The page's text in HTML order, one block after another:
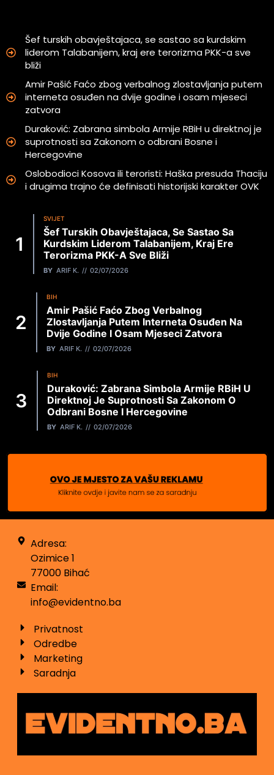
Šef turskih obavještajaca, se sastao sa kurdskim
liderom Talabanijem, kraj ere terorizma PKK-a sve
bliži
Amir Pašić Faćo zbog verbalnog zlostavljanja putem
interneta osuđen na dvije godine i osam mjeseci
zatvora
Duraković: Zabrana simbola Armije RBiH u direktnoj je
suprotnosti sa Zakonom o odbrani Bosne i
Hercegovine
Oslobodioci Kosova ili teroristi: Haška presuda Thaciju
i drugima trajno će definisati historijski karakter OVK
SVIJET
Šef Turskih Obavještajaca, Se Sastao Sa
Kurdskim Liderom Talabanijem, Kraj Ere
Terorizma PKK-A Sve Bliži
BY ARIF K. 02/07/2026
BIH
Amir Pašić Faćo Zbog Verbalnog
Zlostavljanja Putem Interneta Osuđen Na
Dvije Godine I Osam Mjeseci Zatvora
BY ARIF K. 02/07/2026
BIH
Duraković: Zabrana Simbola Armije RBiH U
Direktnoj Je Suprotnosti Sa Zakonom O
Odbrani Bosne I Hercegovine
BY ARIF K. 02/07/2026
Adresa:
Ozimice 1
77000 Bihać
Email:
info@evidentno.ba
Privatnost
Odredbe
Marketing
Saradnja